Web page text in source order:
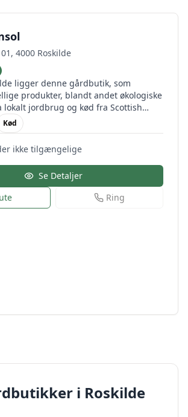
4000 Roskilde
ligger denne gårdbutik, som
produkter, blandt andet økologiske
lokalt jordbrug og kød fra Scottish
der græsser i Trekroner-
Kød
ikke tilgængelige
Se Detaljer
Ring
i Roskilde